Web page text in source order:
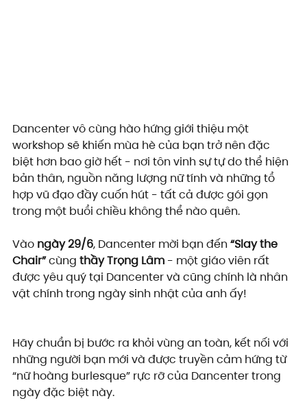
Dancenter vô cùng hào hứng giới thiệu một
workshop sẽ khiến mùa hè của bạn trở nên đặc
biệt hơn bao giờ hết - nơi tôn vinh sự tự do thể hiện
bản thân, nguồn năng lượng nữ tính và những tổ
hợp vũ đạo đầy cuốn hút - tất cả được gói gọn
trong một buổi chiều không thể nào quên.
Vào ngày 29/6, Dancenter mời bạn đến “Slay the
Chair” cùng thầy Trọng Lâm - một giáo viên rất
được yêu quý tại Dancenter và cũng chính là nhân
vật chính trong ngày sinh nhật của anh ấy!
Hãy chuẩn bị bước ra khỏi vùng an toàn, kết nối với
những người bạn mới và được truyền cảm hứng từ
“nữ hoàng burlesque” rực rỡ của Dancenter trong
ngày đặc biệt này.